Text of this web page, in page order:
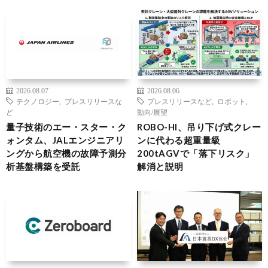
2026.08.07
テクノロジー
プレスリリースな
ど
量子技術のエー・スター・ク
ォンタム、JALエンジニアリ
ングから航空機の故障予測分
析基盤構築を受託
2026.08.06
プレスリリースなど
ロボット
動向/展望
ROBO-HI、吊り下げ式クレー
ンに代わる超重量級
200tAGVで「落下リスク」
解消と説明